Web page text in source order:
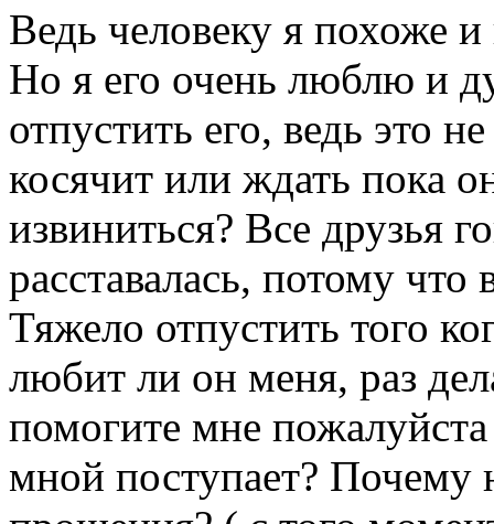
Ведь человеку я похоже и
Но я его очень люблю и
отпустить его, ведь это
косячит или ждать пока
извиниться? Все друзья
расставалась, потому
Тяжело отпустить того
любит ли он меня, раз
помогите мне
мной поступает? Почему